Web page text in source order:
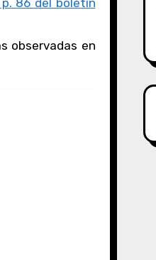
86 del boletín
observadas en